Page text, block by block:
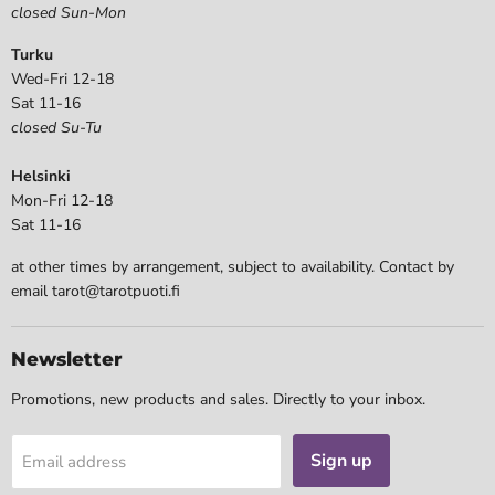
closed Sun-Mon
Turku
Wed-Fri 12-18
Sat 11-16
closed Su-Tu
Helsinki
Mon-Fri 12-18
Sat 11-16
at other times by arrangement, subject to availability. Contact by
email tarot@tarotpuoti.fi
Newsletter
Promotions, new products and sales. Directly to your inbox.
Email address Sign up